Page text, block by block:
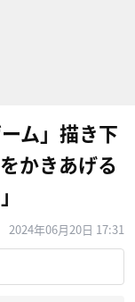
ム」描き下
かきあげる
2024年06月20日 17:31